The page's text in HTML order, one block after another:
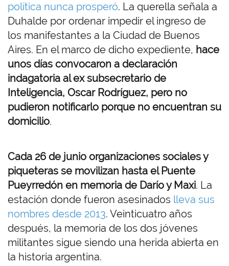
política nunca prosperó. La querella señala a
Duhalde por ordenar impedir el ingreso de
los manifestantes a la Ciudad de Buenos
Aires. En el marco de dicho expediente, hace
unos días convocaron a declaración
indagatoria al ex subsecretario de
Inteligencia, Oscar Rodríguez, pero no
pudieron notificarlo porque no encuentran su
domicilio.
Cada 26 de junio organizaciones sociales y
piqueteras se movilizan hasta el Puente
Pueyrredón en memoria de Darío y Maxi. La
estación donde fueron asesinados lleva sus
nombres desde 2013. Veinticuatro años
después, la memoria de los dos jóvenes
militantes sigue siendo una herida abierta en
la historia argentina.